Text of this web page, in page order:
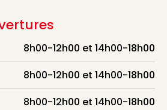
8h00-12h00 et 14h00-18h00
8h00-12h00 et 14h00-18h00
8h00-12h00 et 14h00-18h00